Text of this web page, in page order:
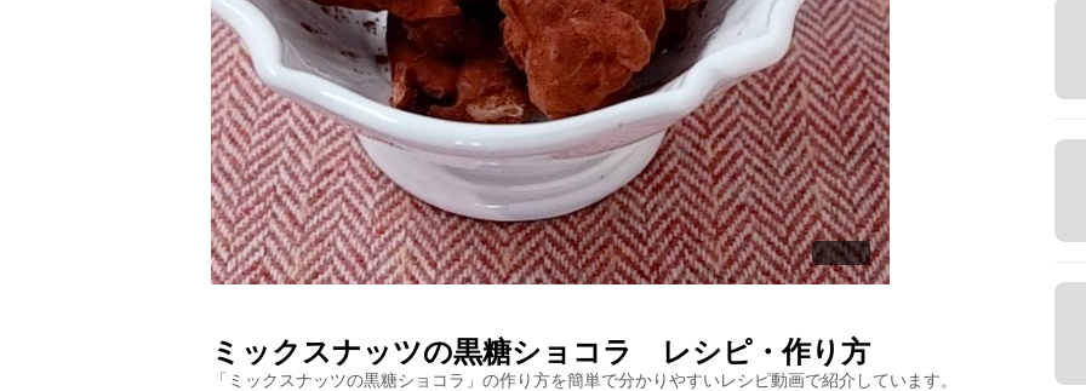
ミックスナッツの黒糖ショコラ レシピ・作り方
「 ミックスナッツの黒糖ショコラ 」の作り方を簡単で分かりやすいレシピ動画で紹介しています。